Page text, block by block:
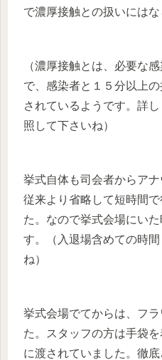
で濃厚接触との扱いにはな
（濃厚接触とは、必要な
で、感染者と１５分以上
されているようです。詳
照して下さいね）
挙式自体も司会者からアナ
従来より省略して短時間
た。なので挙式会場にい
す。（入退場含めての時
ね）
挙式会場でてからは、フ
た。スタッフの方は手袋
に渡されていました。徹底